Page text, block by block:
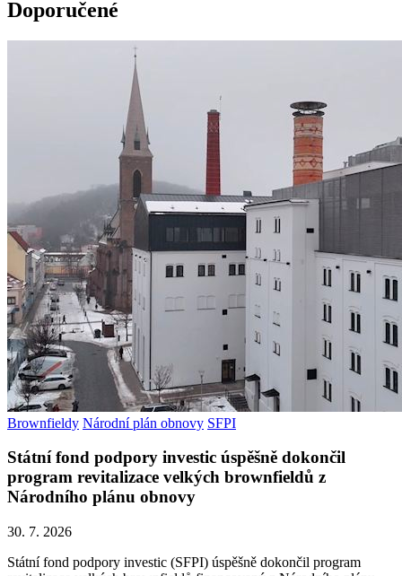
Doporučené
Brownfieldy Národní plán obnovy SFPI
Státní fond podpory investic úspěšně dokončil
program revitalizace velkých brownfieldů z
Národního plánu obnovy
30. 7. 2026
Státní fond podpory investic (SFPI) úspěšně dokončil program